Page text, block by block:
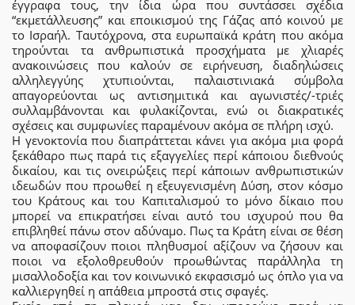
έγγραφα τους, την ίδια ώρα που συντάσσει σχέδια
“εκμετάλλευσης” και εποικισμού της Γάζας από κοινού με
το Ισραήλ. Ταυτόχρονα, στα ευρωπαϊκά κράτη που ακόμα
τηρούνται τα ανθρωπιστικά προσχήματα με χλιαρές
ανακοινώσεις που καλούν σε ειρήνευση, διαδηλώσεις
αλληλεγγύης χτυπιούνται, παλαιστινιακά σύμβολα
απαγορεύονται ως αντισημιτικά και αγωνιστές/-τριές
συλλαμβάνονται και φυλακίζονται, ενώ οι διακρατικές
σχέσεις και συμφωνίες παραμένουν ακόμα σε πλήρη ισχύ.
Η γενοκτονία που διαπράττεται κάνει για ακόμα μια φορά
ξεκάθαρο πως παρά τις εξαγγελίες περί κάποιου διεθνούς
δικαίου, και τις ονειρώξεις περί κάποιων ανθρωπιστικών
ιδεωδών που προωθεί η εξευγενισμένη Δύση, στον κόσμο
του Κράτους και του Καπιταλισμού το μόνο δίκαιο που
μπορεί να επικρατήσει είναι αυτό του ισχυρού που θα
επιβληθεί πάνω στον αδύναμο. Πως τα Κράτη είναι σε θέση
να αποφασίζουν ποιοι πληθυσμοί αξίζουν να ζήσουν και
ποιοι να εξολοθρευθούν προωθώντας παράλληλα τη
μισαλλοδοξία και τον κοινωνικό εκφασισμό ως όπλο για να
καλλιεργηθεί η απάθεια μπροστά στις σφαγές.